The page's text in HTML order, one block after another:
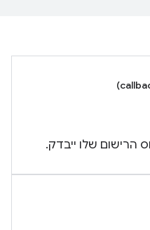
הרישום שלו ייבדק.